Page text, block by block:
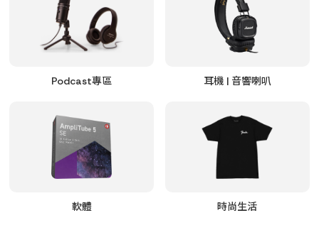
Podcast專區 耳機 | 音響喇叭
軟體 時尚生活